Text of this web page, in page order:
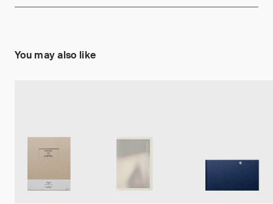
You may also like